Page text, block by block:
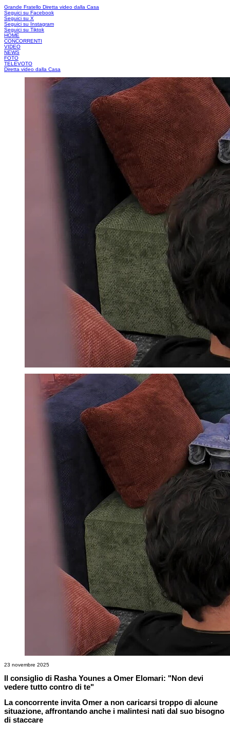
Grande Fratello Diretta video dalla Casa
Seguici su Facebook
Seguici su X
Seguici su Instagram
Seguici su Tiktok
HOME
CONCORRENTI
VIDEO
NEWS
FOTO
TELEVOTO
Diretta video dalla Casa
23 novembre 2025
Il consiglio di Rasha Younes a Omer Elomari: "Non devi
vedere tutto contro di te"
La concorrente invita Omer a non caricarsi troppo di alcune
situazione, affrontando anche i malintesi nati dal suo bisogno
di staccare